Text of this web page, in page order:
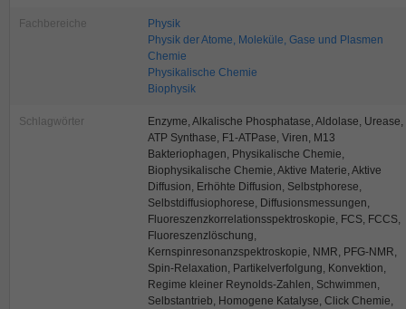
Fachbereiche
Physik
Physik der Atome, Moleküle, Gase und Plasmen
Chemie
Physikalische Chemie
Biophysik
Schlagwörter
Enzyme, Alkalische Phosphatase, Aldolase, Urease,
ATP Synthase, F1-ATPase, Viren, M13
Bakteriophagen, Physikalische Chemie,
Biophysikalische Chemie, Aktive Materie, Aktive
Diffusion, Erhöhte Diffusion, Selbstphorese,
Selbstdiffusiophorese, Diffusionsmessungen,
Fluoreszenzkorrelationsspektroskopie, FCS, FCCS,
Fluoreszenzlöschung,
Kernspinresonanzspektroskopie, NMR, PFG-NMR,
Spin-Relaxation, Partikelverfolgung, Konvektion,
Regime kleiner Reynolds-Zahlen, Schwimmen,
Selbstantrieb, Homogene Katalyse, Click Chemie,